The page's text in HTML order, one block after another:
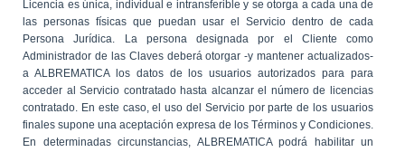
Licencia es única, individual e intransferible y se otorga a cada una de
las personas físicas que puedan usar el Servicio dentro de cada
Persona Jurídica. La persona designada por el Cliente como
Administrador de las Claves deberá otorgar -y mantener actualizados-
a ALBREMATICA los datos de los usuarios autorizados para para
acceder al Servicio contratado hasta alcanzar el número de licencias
contratado. En este caso, el uso del Servicio por parte de los usuarios
finales supone una aceptación expresa de los Términos y Condiciones.
En determinadas circunstancias, ALBREMATICA podrá habilitar un